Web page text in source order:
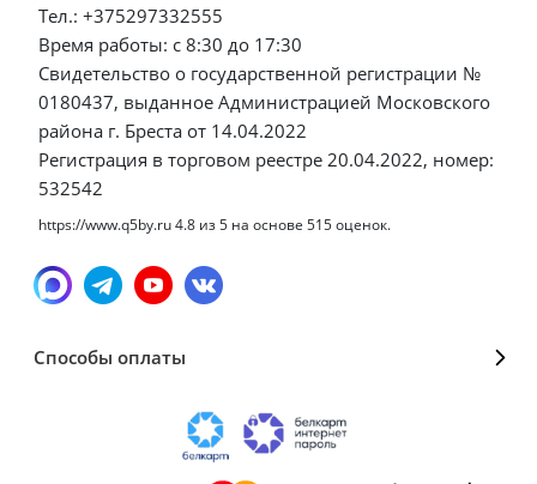
Тел.: +375297332555
Время работы: с 8:30 до 17:30
Свидетельство о государственной регистрации №
0180437, выданное Администрацией Московского
района г. Бреста от 14.04.2022
Регистрация в торговом реестре 20.04.2022, номер:
532542
https://www.q5by.ru4.8 из5 на основе 515оценок.
Способы оплаты